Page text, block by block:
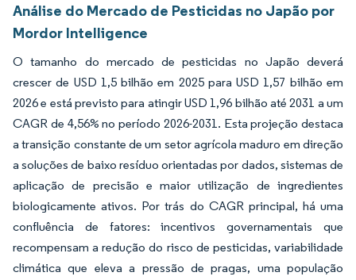
Análise do Mercado de Pesticidas no Japão por
Mordor Intelligence
O tamanho do mercado de pesticidas no Japão deverá
crescer de USD 1,5 bilhão em 2025 para USD 1,57 bilhão em
2026 e está previsto para atingir USD 1,96 bilhão até 2031 a um
CAGR de 4,56% no período 2026-2031. Esta projeção destaca
a transição constante de um setor agrícola maduro em direção
a soluções de baixo resíduo orientadas por dados, sistemas de
aplicação de precisão e maior utilização de ingredientes
biologicamente ativos. Por trás do CAGR principal, há uma
confluência de fatores: incentivos governamentais que
recompensam a redução do risco de pesticidas, variabilidade
climática que eleva a pressão de pragas, uma população